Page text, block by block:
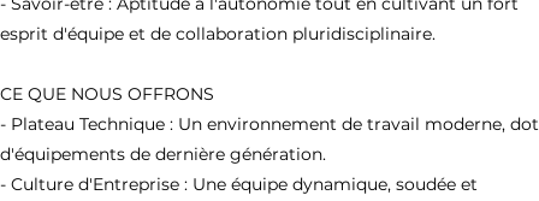
esprit d'équipe et de collaboration pluridisciplinaire.
CE QUE NOUS OFFRONS
- Plateau Technique : Un environnement de travail moderne,
d'équipements de dernière génération.
- Culture d'Entreprise : Une équipe dynamique, soudée et